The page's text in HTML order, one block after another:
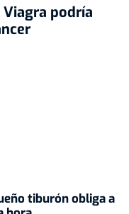
podría
tiburón obliga a